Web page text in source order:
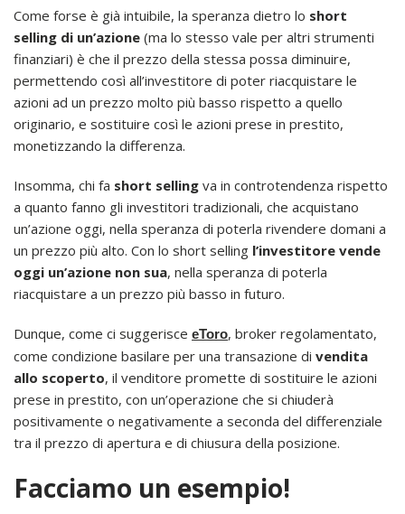
Come forse è già intuibile, la speranza dietro lo short
selling di un’azione (ma lo stesso vale per altri strumenti
finanziari) è che il prezzo della stessa possa diminuire,
permettendo così all’investitore di poter riacquistare le
azioni ad un prezzo molto più basso rispetto a quello
originario, e sostituire così le azioni prese in prestito,
monetizzando la differenza.
Insomma, chi fa short selling va in controtendenza rispetto
a quanto fanno gli investitori tradizionali, che acquistano
un’azione oggi, nella speranza di poterla rivendere domani a
un prezzo più alto. Con lo short selling l’investitore vende
oggi un’azione non sua, nella speranza di poterla
riacquistare a un prezzo più basso in futuro.
Dunque, come ci suggerisce eToro, broker regolamentato,
come condizione basilare per una transazione di vendita
allo scoperto, il venditore promette di sostituire le azioni
prese in prestito, con un’operazione che si chiuderà
positivamente o negativamente a seconda del differenziale
tra il prezzo di apertura e di chiusura della posizione.
Facciamo un esempio!